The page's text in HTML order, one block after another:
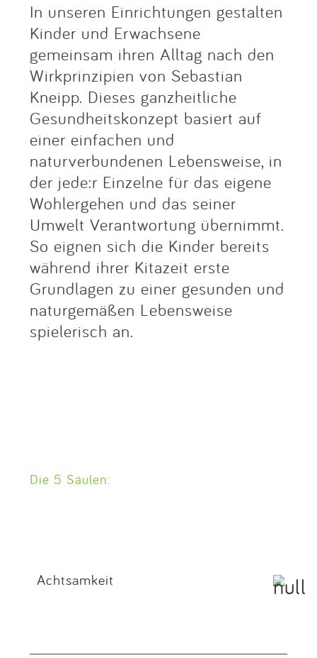
In unseren Einrichtungen gestalten
Kinder und Erwachsene
gemeinsam ihren Alltag nach den
Wirkprinzipien von Sebastian
Kneipp. Dieses ganzheitliche
Gesundheitskonzept basiert auf
einer einfachen und
naturverbundenen Lebensweise, in
der jede:r Einzelne für das eigene
Wohlergehen und das seiner
Umwelt Verantwortung übernimmt.
So eignen sich die Kinder bereits
während ihrer Kitazeit erste
Grundlagen zu einer gesunden und
naturgemäßen Lebensweise
spielerisch an.
Die 5 Säulen:
Achtsamkeit